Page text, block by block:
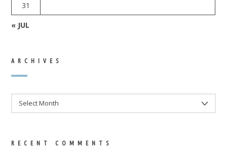
31
« JUL
ARCHIVES
RECENT COMMENTS